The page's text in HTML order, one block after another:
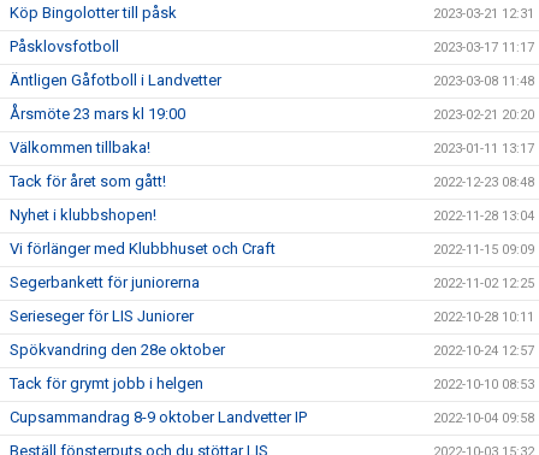
Köp Bingolotter till påsk 2023-03-21 12:31
Påsklovsfotboll 2023-03-17 11:17
Äntligen Gåfotboll i Landvetter 2023-03-08 11:48
Årsmöte 23 mars kl 19:00 2023-02-21 20:20
Välkommen tillbaka! 2023-01-11 13:17
Tack för året som gått! 2022-12-23 08:48
Nyhet i klubbshopen! 2022-11-28 13:04
Vi förlänger med Klubbhuset och Craft 2022-11-15 09:09
Segerbankett för juniorerna 2022-11-02 12:25
Serieseger för LIS Juniorer 2022-10-28 10:11
Spökvandring den 28e oktober 2022-10-24 12:57
Tack för grymt jobb i helgen 2022-10-10 08:53
Cupsammandrag 8-9 oktober Landvetter IP 2022-10-04 09:58
Beställ fönsterputs och du stöttar LIS